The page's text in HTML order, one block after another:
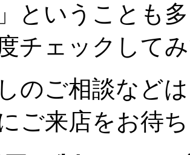
ということも
チェックして
のご相談など
ご来店をお待